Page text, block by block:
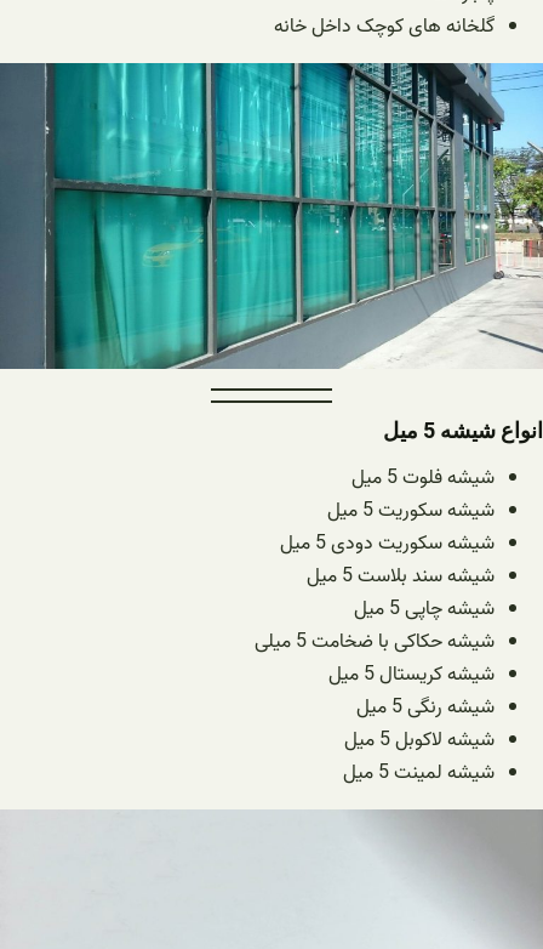
گلخانه های کوچک داخل خانه
انواع شیشه 5 میل
شیشه فلوت 5 میل
شیشه سکوریت 5 میل
شیشه سکوریت دودی 5 میل
شیشه سند بلاست 5 میل
شیشه چاپی 5 میل
شیشه حکاکی با ضخامت 5 میلی
شیشه کریستال 5 میل
شیشه رنگی 5 میل
شیشه لاکوبل 5 میل
شیشه لمینت 5 میل